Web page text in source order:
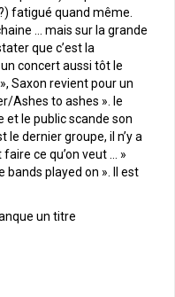
fatigué quand même.
… mais sur la grande
que c’est la
concert aussi tôt le
Saxon revient pour un
Ashes to ashes ». le
le public scande son
dernier groupe, il n’y a
ce qu’on veut … »
bands played on ». Il est
un titre